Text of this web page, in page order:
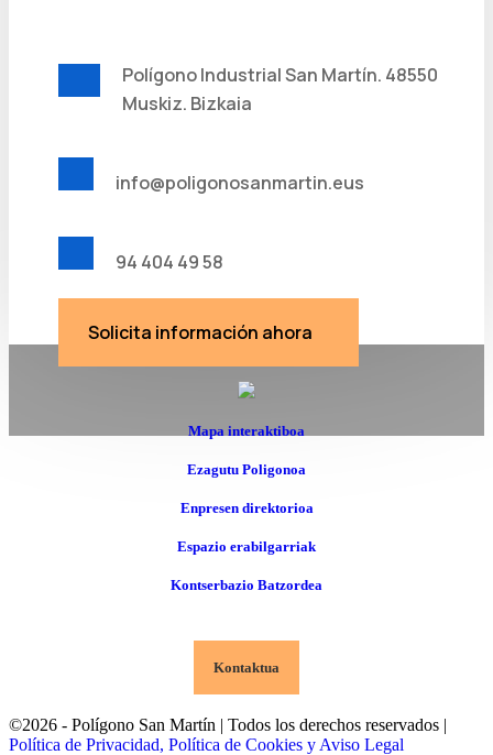
Polígono Industrial San Martín. 48550
Muskiz. Bizkaia
info@poligonosanmartin.eus
94 404 49 58
Solicita información ahora
Mapa interaktiboa
Ezagutu Poligonoa
Enpresen direktorioa
Espazio erabilgarriak
Kontserbazio Batzordea
Kontaktua
©2026 - Polígono San Martín | Todos los derechos reservados |
Política de Privacidad, Política de Cookies y Aviso Legal